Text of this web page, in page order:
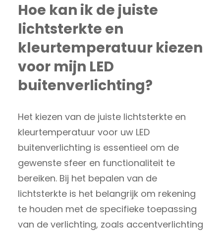
Hoe kan ik de juiste
lichtsterkte en
kleurtemperatuur kiezen
voor mijn LED
buitenverlichting?
Het kiezen van de juiste lichtsterkte en
kleurtemperatuur voor uw LED
buitenverlichting is essentieel om de
gewenste sfeer en functionaliteit te
bereiken. Bij het bepalen van de
lichtsterkte is het belangrijk om rekening
te houden met de specifieke toepassing
van de verlichting, zoals accentverlichting